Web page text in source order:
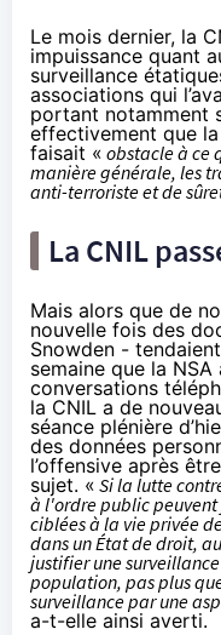
Le mois dernier, la
impuissance quant
surveillance
associations qui
portant notamment
effectivement que
faisait « obstacle à ce
manière générale, les
anti-terroriste et de
La CNIL
Mais alors que de
nouvelle fois des
Snowden -
semaine que la NSA
conversations
la CNIL a de
séance plénière
des données
l’offensive après
sujet. « Si la lutte
à l'ordre public
ciblées à la vie privée
dans un État de droit,
justifier une
population, pas plus
surveillance par une
a-t-elle ainsi averti.